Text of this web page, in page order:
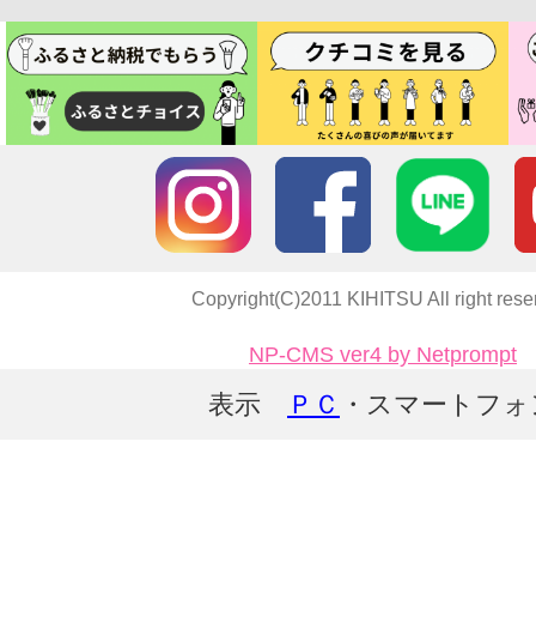
Copyright(C)2011 KIHITSU All right
NP-CMS ver4 by Netprompt
表示 ＰＣ ・スマートフ